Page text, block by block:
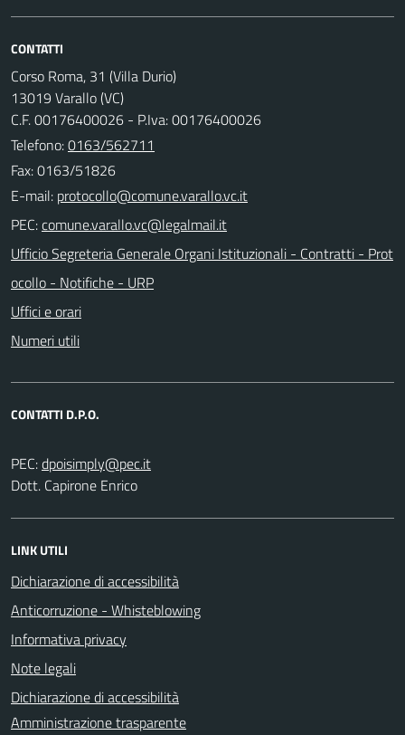
CONTATTI
Corso Roma, 31 (Villa Durio)
13019 Varallo (VC)
C.F. 00176400026 - P.Iva: 00176400026
Telefono:0163/562711
Fax: 0163/51826
E-mail:
PEC:
Ufficio Segreteria Generale Organi Istituzionali - Contratti - Prot
ocollo - Notifiche - URP
Uffici e orari
Numeri utili
CONTATTI D.P.O.
PEC:
Dott. Capirone Enrico
LINK UTILI
Dichiarazione di accessibilità
Anticorruzione - Whisteblowing
Informativa privacy
Note legali
Dichiarazione di accessibilità
Amministrazione trasparente